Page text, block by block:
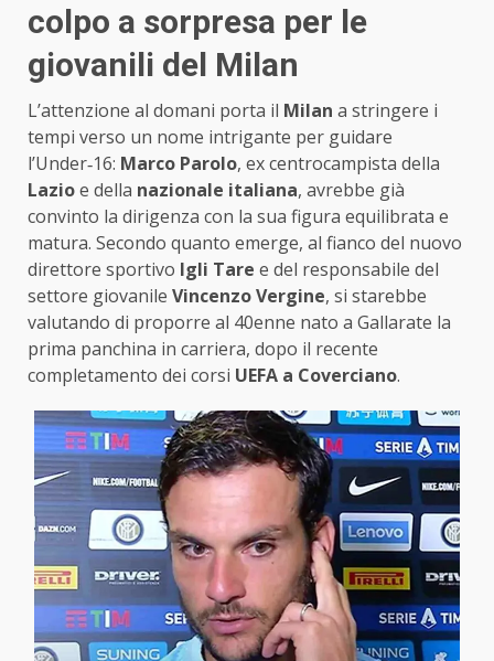
colpo a sorpresa per le
giovanili del Milan
L’attenzione al domani porta il Milan a stringere i
tempi verso un nome intrigante per guidare
l’Under‑16: Marco Parolo, ex centrocampista della
Lazioe della nazionale italiana, avrebbe già
convinto la dirigenza con la sua figura equilibrata e
matura. Secondo quanto emerge, al fianco del nuovo
direttore sportivo Igli Tare e del responsabile del
settore giovanile Vincenzo Vergine, si starebbe
valutando di proporre al 40enne nato a Gallarate la
prima panchina in carriera, dopo il recente
completamento dei corsi UEFA a Coverciano.